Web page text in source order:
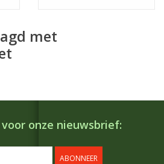
met
onze nieuwsbrief:
ABONNEER